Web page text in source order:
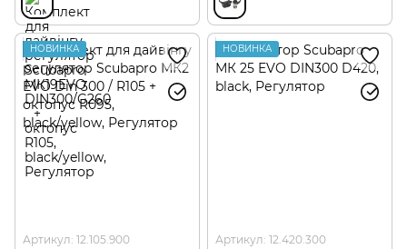
НОВИНКА
Артикул: 12.105.900
НОВИНКА
Артикул: 12.420.300